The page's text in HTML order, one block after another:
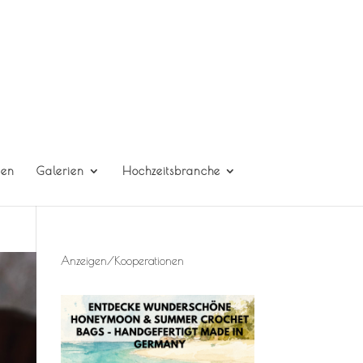
Galerien Hochzeitsbranche
Anzeigen/Kooperationen